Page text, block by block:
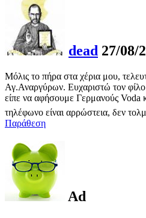
dead 27/08/
Μόλις το πήρα στα χέρια μου,
Αγ.Αναργύρων. Ευχαριστώ τον φίλο
είπε να αφήσουμε Γερμανούς Voda
τηλέφωνο είναι αρρώστεια, δεν
Παράθεση
Ad